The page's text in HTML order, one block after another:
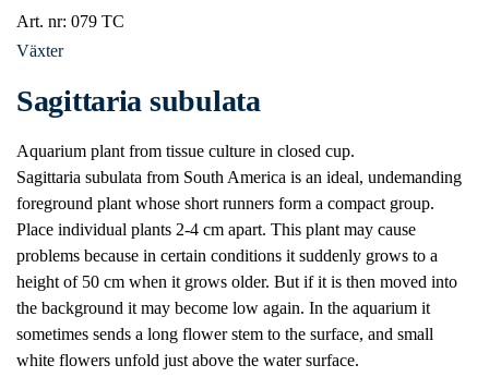
Art. nr: 079 TC
Växter
Sagittaria subulata
Aquarium plant from tissue culture in closed cup.
Sagittaria subulata from South America is an ideal, undemanding
foreground plant whose short runners form a compact group.
Place individual plants 2-4 cm apart. This plant may cause
problems because in certain conditions it suddenly grows to a
height of 50 cm when it grows older. But if it is then moved into
the background it may become low again. In the aquarium it
sometimes sends a long flower stem to the surface, and small
white flowers unfold just above the water surface.